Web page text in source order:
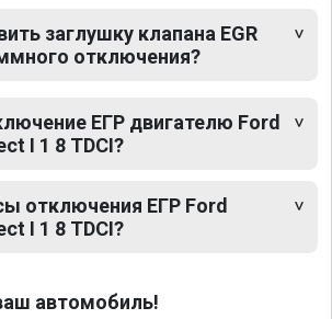
заглушку клапана EGR
отключения?
ЕГР двигателю Ford
I 1 8 TDCI?
отключения ЕГР Ford
I 1 8 TDCI?
автомобиль!